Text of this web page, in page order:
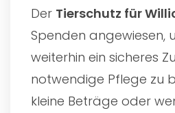
Der Tierschutz für
Spenden angewiesen,
weiterhin ein sicheres
notwendige Pflege zu
kleine Beträge oder